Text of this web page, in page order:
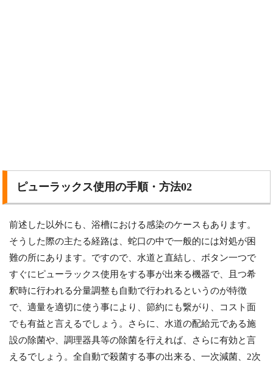
ピューラックス使用の手順・方法02
前述した以外にも、浴槽における感染のケースもあります。
そうした際の主たる経路は、蛇口の中で一般的には対処が困
難の所にあります。ですので、水道と直結し、ボタン一つで
すぐにピューラックス使用をする事が出来る機器で、且つ希
釈時に行われる分量調整も自動で行われるというのが特徴
で、適量を適切に使う事により、節約にも繋がり、コスト面
でも有益と言えるでしょう。さらに、水道の配給元である施
設の除菌や、調理器具等の除菌を行えれば、さらに有効と言
えるでしょう。全自動で殺菌する事の出来る、一次減菌、2次